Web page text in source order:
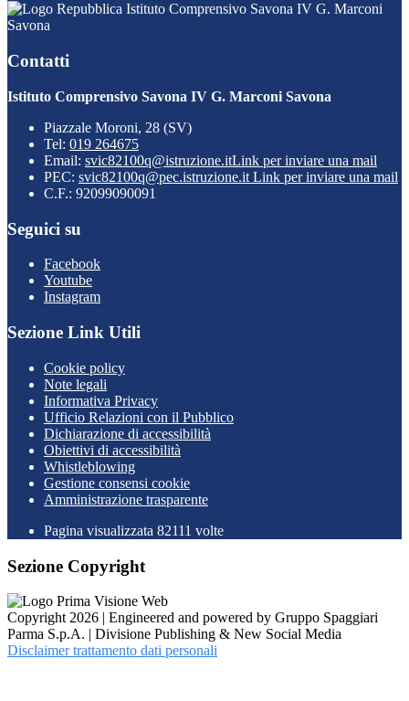
Istituto Comprensivo Savona IV G. Marconi
Savona
Contatti
Istituto Comprensivo Savona IV G. Marconi Savona
Piazzale Moroni, 28 (SV)
Tel: 019 264675
Email: svic82100q@istruzione.itLink per inviare una mail
PEC: svic82100q@pec.istruzione.it Link per inviare una mail
C.F.: 92099090091
Seguici su
Facebook
Youtube
Instagram
Sezione Link Utili
Cookie policy
Note legali
Informativa Privacy
Ufficio Relazioni con il Pubblico
Dichiarazione di accessibilità
Obiettivi di accessibilità
Whistleblowing
Gestione consensi cookie
Amministrazione trasparente
Pagina visualizzata 82111 volte
Sezione Copyright
Copyright 2026 | Engineered and powered by Gruppo Spaggiari
Parma S.p.A. | Divisione Publishing & New Social Media
Disclaimer trattamento dati personali